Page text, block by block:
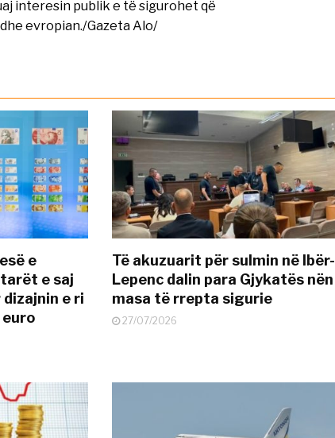
interesin publik e të sigurohet që
evropian./Gazeta Alo/
e
e saj
e ri
Të akuzuarit për sulmin në Ibër-
Lepenc dalin para Gjykatës nën
masa të rrepta sigurie
27/07/2026